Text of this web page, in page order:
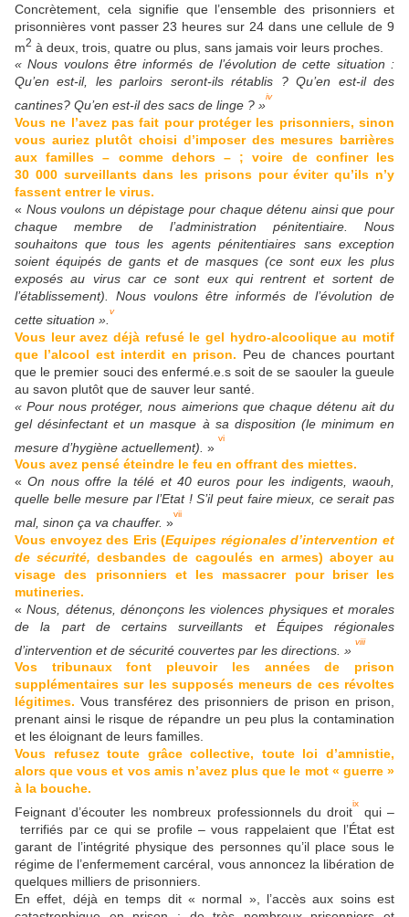
Concrètement, cela signifie que l’ensemble des prisonniers et
prisonnières vont passer 23 heures sur 24 dans une cellule de 9
m2 à deux, trois, quatre ou plus, sans jamais voir leurs proches.
« Nous voulons être informés de l’évolution de cette situation :
Qu’en est-il, les parloirs seront-ils rétablis ? Qu’en est-il des
cantines? Qu’en est-il des sacs de linge ? »
iv
Vous ne l’avez pas fait pour protéger les prisonniers, sinon
vous auriez plutôt choisi d’imposer des mesures barrières
aux familles – comme dehors – ; voire de confiner les
30 000 surveillants dans les prisons pour éviter qu’ils n’y
fassent entrer le virus.
« Nous voulons un dépistage pour chaque détenu ainsi que pour
chaque membre de l’administration pénitentiaire. Nous
souhaitons que tous les agents pénitentiaires sans exception
soient équipés de gants et de masques (ce sont eux les plus
exposés au virus car ce sont eux qui rentrent et sortent de
l’établissement). Nous voulons être informés de l’évolution de
cette situation ».
v
Vous leur avez déjà refusé le gel hydro-alcoolique au motif
que l’alcool est interdit en prison. Peu de chances pourtant
que le premier souci des enfermé.e.s soit de se saouler la gueule
au savon plutôt que de sauver leur santé.
« Pour nous protéger, nous aimerions que chaque détenu ait du
gel désinfectant et un masque à sa disposition (le minimum en
mesure d’hygiène actuellement). »
vi
Vous avez pensé éteindre le feu en offrant des miettes.
«On nous offre la télé et 40 euros pour les indigents, waouh,
quelle belle mesure par l’Etat ! S’il peut faire mieux, ce serait pas
mal, sinon ça va chauffer. »
vii
Vous envoyez des Eris (Equipes régionales d’intervention et
de sécurité,desbandes de cagoulés en armes) aboyer au
visage des prisonniers et les massacrer pour briser les
mutineries.
«Nous, détenus, dénonçons les violences physiques et morales
de la part de certains surveillants et Équipes régionales
d’intervention et de sécurité couvertes par les directions. »
viii
Vos tribunaux font pleuvoir les années de prison
supplémentaires sur les supposés meneurs de ces révoltes
légitimes. Vous transférez des prisonniers de prison en prison,
prenant ainsi le risque de répandre un peu plus la contamination
et les éloignant de leurs familles.
Vous refusez toute grâce collective, toute loi d’amnistie,
alors que vous et vos amis n’avez plus que le mot « guerre »
à la bouche.
Feignant d’écouter les nombreux professionnels du droit
ix
qui –
terrifiés par ce qui se profile – vous rappelaient que l’État est
garant de l’intégrité physique des personnes qu’il place sous le
régime de l’enfermement carcéral, vous annoncez la libération de
quelques milliers de prisonniers.
En effet, déjà en temps dit « normal », l’accès aux soins est